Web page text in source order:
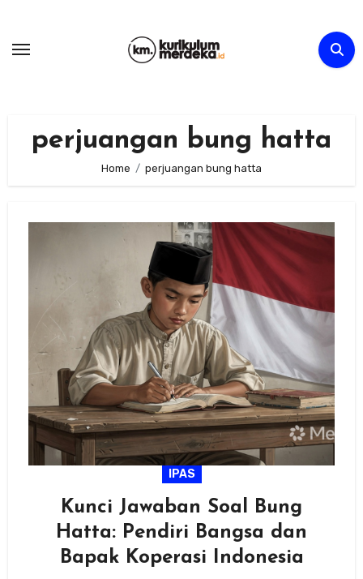
content
perjuangan bung hatta
Home perjuangan bung hatta
IPAS
Kunci Jawaban Soal Bung
Hatta: Pendiri Bangsa dan
Bapak Koperasi Indonesia